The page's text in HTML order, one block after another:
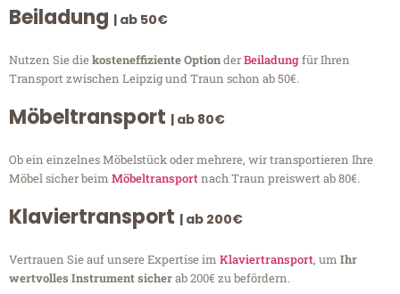
Beiladung | ab 50€
Nutzen Sie diekosteneffiziente OptionderBeiladungfür Ihren
Transport zwischen Leipzig und Traun schon ab 50€.
Möbeltransport | ab 80€
Ob ein einzelnes Möbelstück oder mehrere, wir transportieren Ihre
Möbel sicher beim Möbeltransportnach Traun preiswert ab 80€.
Klaviertransport | ab 200€
Vertrauen Sie auf unsere Expertise im Klaviertransport, um Ihr
wertvolles Instrument sicherab 200€ zu befördern.